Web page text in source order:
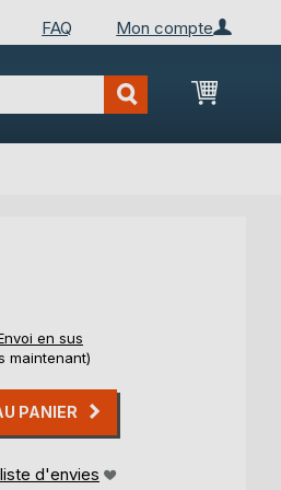
Mon compte
FAQ
Mon
en sus
maintenant)
PANIER
d'envies